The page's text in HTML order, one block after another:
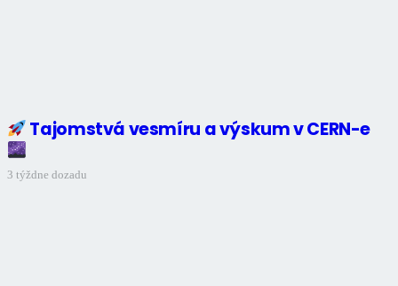
Tajomstvá vesmíru a výskum v CERN-e
3 týždne dozadu